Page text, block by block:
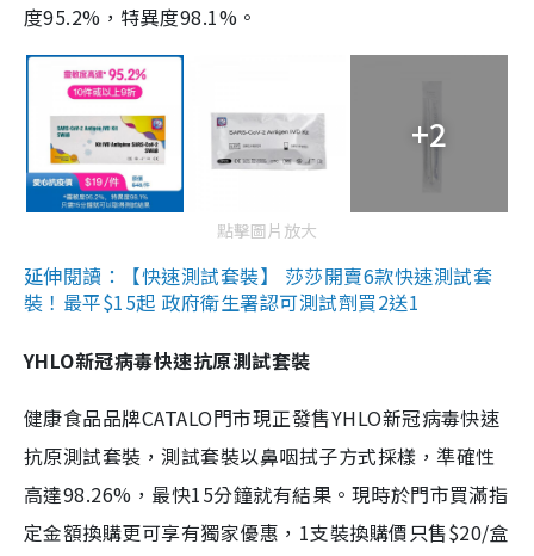
度95.2%，特異度98.1%。
+2
點擊圖片放大
延伸閱讀：【快速測試套裝】 莎莎開賣6款快速測試套
裝！最平$15起 政府衛生署認可測試劑買2送1
YHLO新冠病毒快速抗原測試套裝
健康食品品牌CATALO門市現正發售YHLO新冠病毒快速
抗原測試套裝，測試套裝以鼻咽拭子方式採樣，準確性
高達98.26%，最快15分鐘就有結果。現時於門市買滿指
定金額換購更可享有獨家優惠，1支裝換購價只售$20/盒